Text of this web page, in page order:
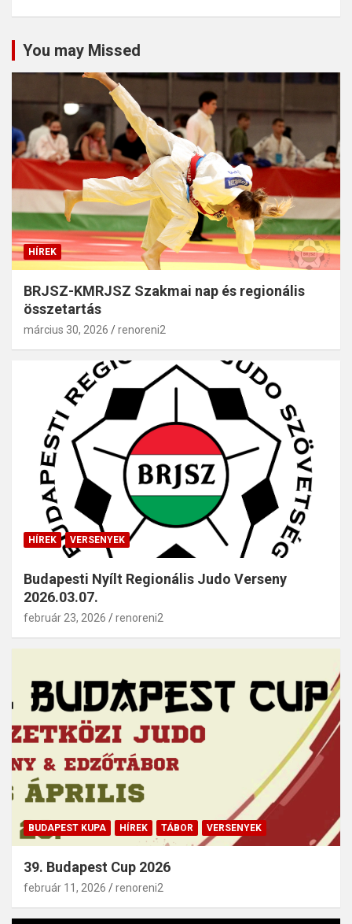
You may Missed
HÍREK
BRJSZ-KMRJSZ Szakmai nap és regionális
összetartás
március 30, 2026 renoreni2
HÍREK VERSENYEK
Budapesti Nyílt Regionális Judo Verseny
2026.03.07.
február 23, 2026 renoreni2
BUDAPEST KUPA HÍREK TÁBOR VERSENYEK
39. Budapest Cup 2026
február 11, 2026 renoreni2